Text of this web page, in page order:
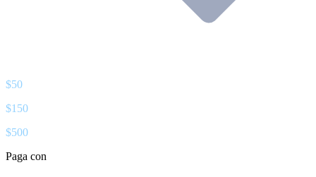
$50
$150
$500
Paga con